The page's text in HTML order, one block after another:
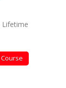
Lifetime